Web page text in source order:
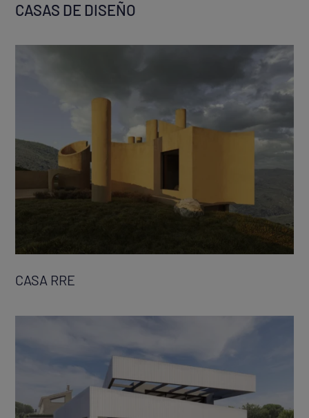
CASAS DE DISEÑO
CASA RRE